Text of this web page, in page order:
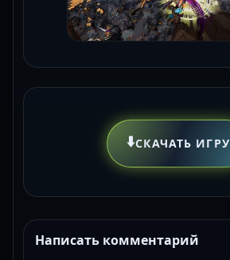
⬇️СКАЧАТЬ ИГРУ
Написать комментарий